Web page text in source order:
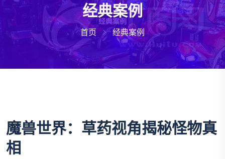
经典案例
首页 经典案例
魔兽世界：草药视角揭秘怪物真
相